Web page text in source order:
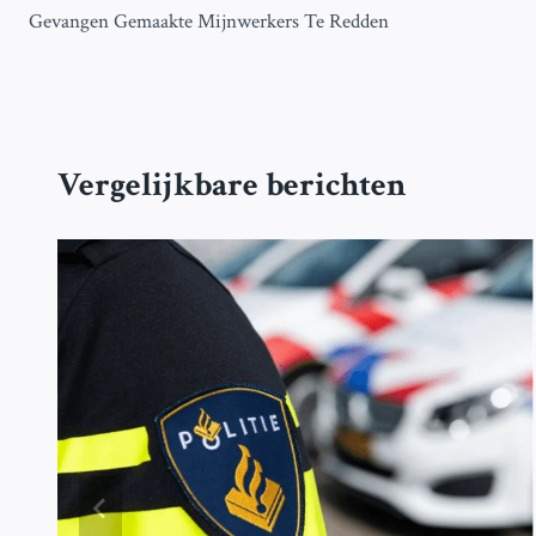
Gevangen Gemaakte Mijnwerkers Te Redden
Vergelijkbare berichten